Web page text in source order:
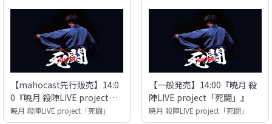
【mahocast先行販売】14:0
0『暁月 殺陣LIVE project
「死闘」』
暁月 殺陣LIVE project「死闘」
【一般発売】14:00『暁月 殺
陣LIVE project「死闘」』
暁月 殺陣LIVE project「死闘」